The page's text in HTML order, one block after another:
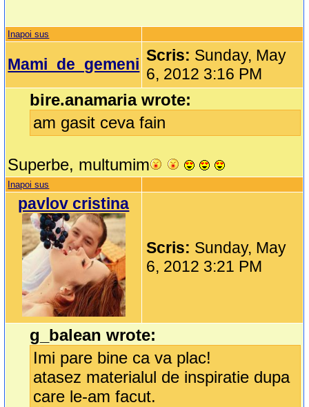
Inapoi sus
Mami_de_gemeni Scris: Sunday, May
6, 2012 3:16 PM
bire.anamaria wrote:
am gasit ceva fain
Superbe, multumim
Inapoi sus
pavlov cristina
Scris: Sunday, May
6, 2012 3:21 PM
g_balean wrote:
Imi pare bine ca va plac!
atasez materialul de inspiratie dupa
care le-am facut.